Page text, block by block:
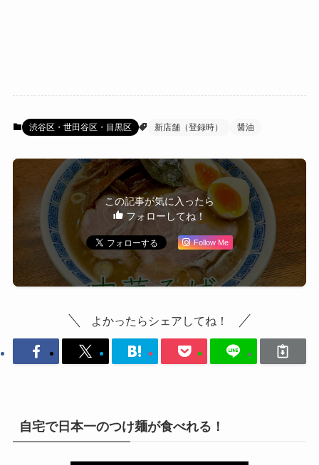
渋谷区・世田谷区・目黒区 新店舗（登録時） 醤油
この記事が気に入ったら
フォローしてね！
Follow Me
よかったらシェアしてね！
自宅で日本一のつけ麺が食べれる！